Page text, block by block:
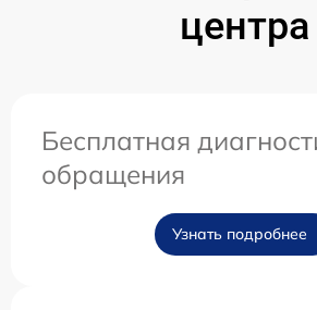
центра
Бесплатная
обращения
Узнать подробнее